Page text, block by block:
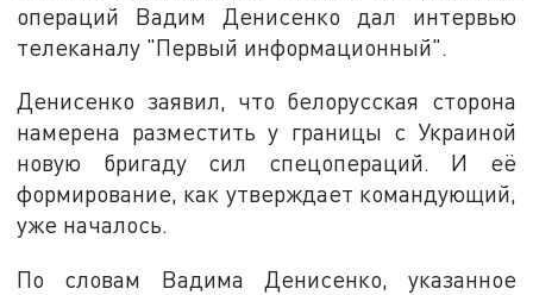
операций Вадим Денисенко дал интервью
телеканалу "Первый информационный".
Денисенко заявил, что белорусская сторона
намерена разместить у границы с Украиной
новую бригаду сил спецопераций. И её
формирование, как утверждает командующий,
уже началось.
По словам Вадима Денисенко, указанное